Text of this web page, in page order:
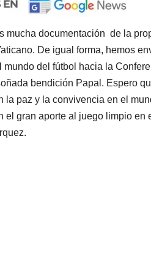
mucha documentación de la
De igual forma, hemos
mundo del fútbol hacia la
bendición Papal. Espero
la paz y la convivencia en el
el gran aporte al juego limpio